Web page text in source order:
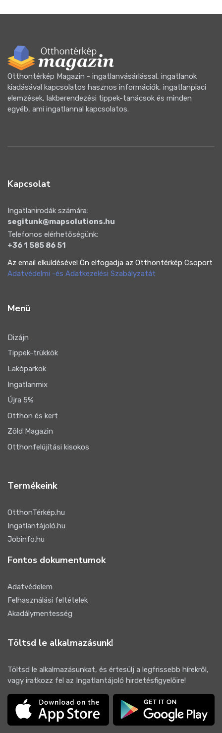
Otthontérkép Magazin - ingatlanvásárlással, ingatlanok
kiadásával kapcsolatos hasznos információk, ingatlanpiaci
elemzések, lakberendezési tippek-tanácsok és minden
egyéb, ami ingatlannal kapcsolatos.
Kapcsolat
Ingatlanirodák számára:
segitunk@mapsolutions.hu
Telefonos elérhetőségünk:
+36 1 585 86 51
Az email elküldésével Ön elfogadja az Otthontérkép Csoport
Adatvédelmi -és Adatkezelési Szabályzatát
Menü
Dizájn
Tippek-trükkök
Lakóparkok
Ingatlanmix
Újra 5%
Otthon és kert
Zöld Magazin
Otthonfelújítási kisokos
Termékeink
OtthonTérkép.hu
Ingatlantájoló.hu
Jobinfo.hu
Fontos dokumentumok
Adatvédelem
Felhasználási feltételek
Akadálymentesség
Töltsd le alkalmazásunk!
Töltsd le alkalmazásunkat, és értesülj a legfrissebb hírekről,
vagy iratkozz fel az Ingatlantájoló hirdetésfigyelőire!